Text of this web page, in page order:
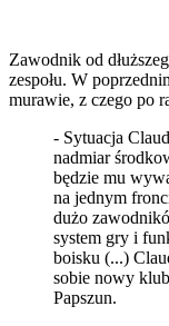
Zawodnik od
zespołu. W
murawie, z czego po
- Sytuacja
nadmiar
będzie mu
na jednym
dużo
system gry i
boisku (...)
sobie nowy
Papszun.